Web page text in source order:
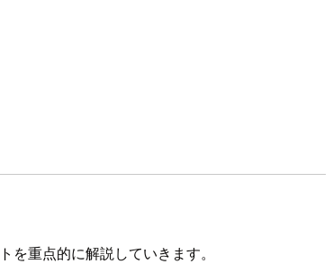
重点的に解説していきます。